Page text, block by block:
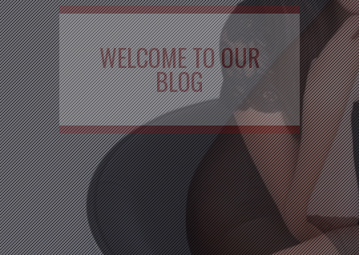
WELCOME TO OUR
BLOG